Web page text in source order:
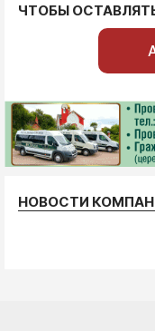
ЧТОБЫ
НОВОСТИ